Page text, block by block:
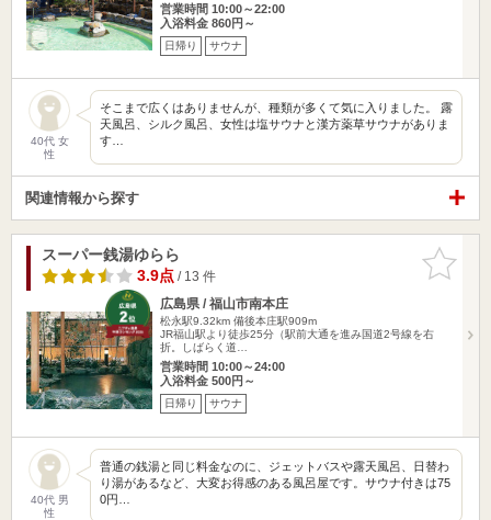
営業時間 10:00～22:00
入浴料金 860円～
日帰り サウナ
40代 女
性
そこまで広くはありませんが、種類が多くて気に入りました。 露
天風呂、シルク風呂、女性は塩サウナと漢方薬草サウナがありま
す…
関連情報から探す
お気に入
りに追加
スーパー銭湯ゆらら
3.9点/ 13 件
広島県 / 福山市南本庄
松永駅9.32km 備後本庄駅909m
JR福山駅より徒歩25分（駅前大通を進み国道2号線を右
折。しばらく道…
営業時間 10:00～24:00
入浴料金 500円～
日帰り サウナ
40代 男
性
普通の銭湯と同じ料金なのに、ジェットバスや露天風呂、日替わ
り湯があるなど、大変お得感のある風呂屋です。サウナ付きは75
0円…